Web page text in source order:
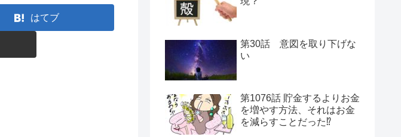
はてブ
第30話 意図を取り下げな
い
第1076話 貯金するよりお金
を増やす方法、それはお金
を減らすことだった⁉